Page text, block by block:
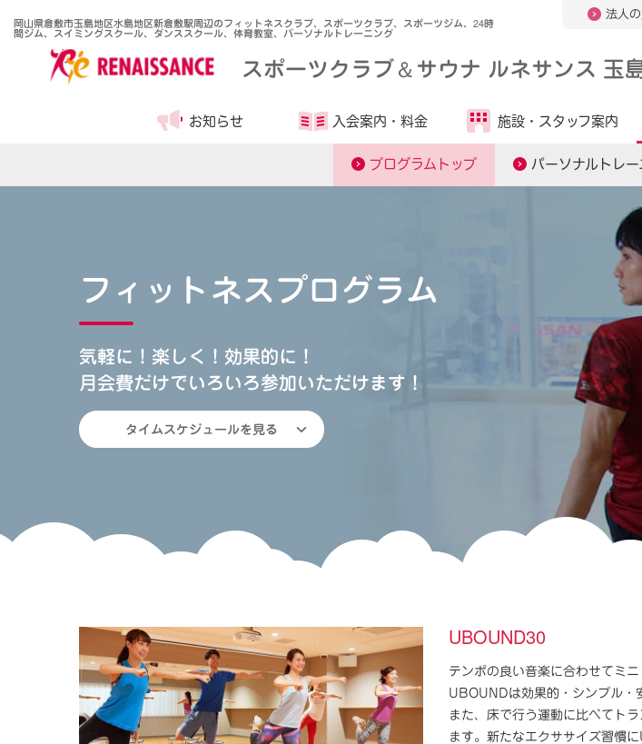
岡山県倉敷市玉島地区水島地区新倉敷駅周辺のフィットネスクラブ、スポーツクラブ、スポーツジム、24時
間ジム、スイミングスクール、ダンススクール、体育教室、パーソナルトレーニング
法人
スポーツクラブ＆サウナ ルネサンス 玉
お知らせ 入会案内・ 料金 施設・ スタッフ案内
プログラムトップ パーソナルトレー
フィットネスプログラム
気軽に！楽しく！効果的に！
月会費だけでいろいろ参加いただけます！
タイムスケジュールを見る
UBOUND30
テンポの良い音楽に合わせてミ
UBOUNDは効果的・シンプル・
また、床で行う運動に比べてト
ます。新たなエクササイズ習慣